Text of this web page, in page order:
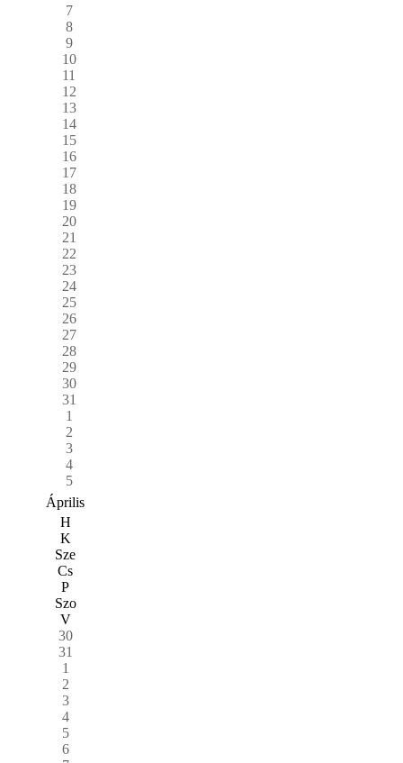
7
8
9
10
11
12
13
14
15
16
17
18
19
20
21
22
23
24
25
26
27
28
29
30
31
1
2
3
4
5
Április
H
K
Sze
Cs
P
Szo
V
30
31
1
2
3
4
5
6